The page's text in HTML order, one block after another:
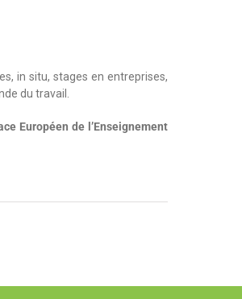
in situ, stages en entreprises,
du travail.
Européen de l’Enseignement